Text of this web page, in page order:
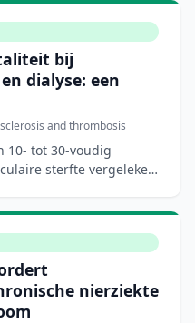
bij
dialyse: een
and thrombosis
10- tot 30-voudig
sterfte vergeleken
nierziekte